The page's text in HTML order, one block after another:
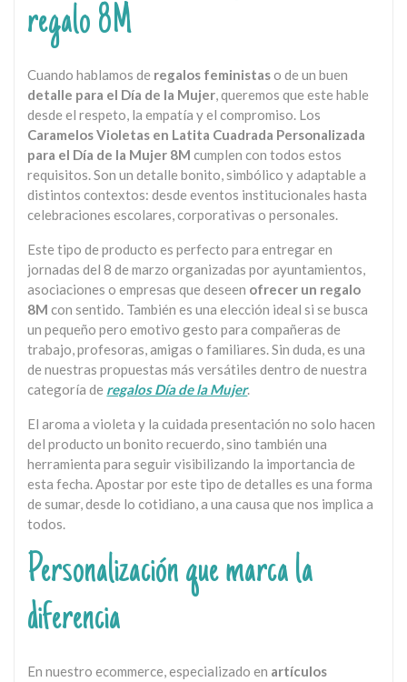
regalo 8M
Cuando hablamos de regalos feministaso de un buen
detalle para el Día de la Mujer, queremos que este hable
desde el respeto, la empatía y el compromiso. Los
Caramelos Violetas en Latita Cuadrada Personalizada
para el Día de la Mujer 8M cumplen con todos estos
requisitos. Son un detalle bonito, simbólico y adaptable a
distintos contextos: desde eventos institucionales hasta
celebraciones escolares, corporativas o personales.
Este tipo de producto es perfecto para entregar en
jornadas del 8 de marzo organizadas por ayuntamientos,
asociaciones o empresas que deseen ofrecer un regalo
8M con sentido. También es una elección ideal si se busca
un pequeño pero emotivo gesto para compañeras de
trabajo, profesoras, amigas o familiares. Sin duda, es una
de nuestras propuestas más versátiles dentro de nuestra
categoría de regalos Día de la Mujer.
El aroma a violeta y la cuidada presentación no solo hacen
del producto un bonito recuerdo, sino también una
herramienta para seguir visibilizando la importancia de
esta fecha. Apostar por este tipo de detalles es una forma
de sumar, desde lo cotidiano, a una causa que nos implica a
todos.
Personalización que marca la
diferencia
En nuestro ecommerce, especializado en artículos